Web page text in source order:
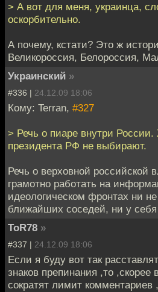
> А вот для меня, украинца,
оскорбительно.
А почему, кстати? Это ж
Великороссия, Белороссия,
Украинский »
#336 | 24.12.09 18:06
Кому: Terran, #327
> Речь о пиаре внутри
президента РФ не выбирают.
Речь о верховной российской
грамотно работать на
идеологическом фронтах ни
ближайших соседей, ни у
ToR78 »
#337 | 24.12.09 18:06
Если я буду вот так
знаков препинания ,то ,скорее
сократят лимит комментариев